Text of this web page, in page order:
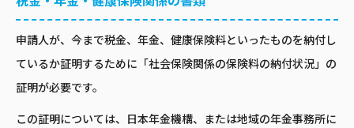
申請人が、今まで税金、年金、健康保険料といったものを納付し
ているか証明するために「社会保険関係の保険料の納付状況」の
証明が必要です。
この証明については、日本年金機構、または地域の年金事務所に